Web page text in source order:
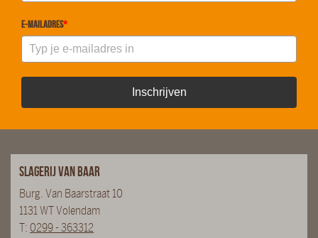
E-mailadres*
Inschrijven
Slagerij van Baar
Burg. Van Baarstraat 10
1131 WT Volendam
T: 0299 - 363312